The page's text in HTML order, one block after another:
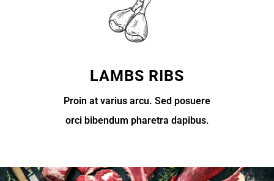
LAMBS RIBS
Proin at varius arcu. Sed posuere
orci bibendum pharetra dapibus.